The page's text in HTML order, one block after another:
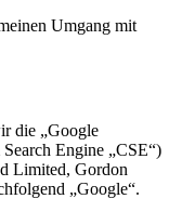
Umgang mit
die „Google
Engine „CSE“)
Limited, Gordon
„Google“.